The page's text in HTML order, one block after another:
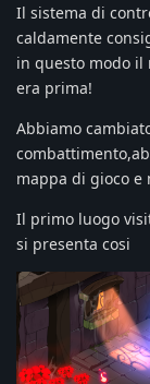
Il sistema di
caldamente
in questo modo
era prima!
Abbiamo
mappa di gioco e
Il primo luogo
si presenta cosi